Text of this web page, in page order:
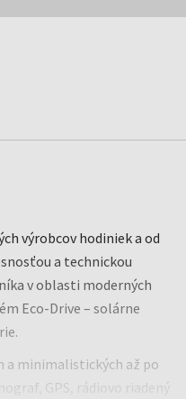
výrobcov hodiniek a od
a technickou
v oblasti moderných
Eco-Drive – solárne
a minimalistických až po
GPS, rádiovo riadený